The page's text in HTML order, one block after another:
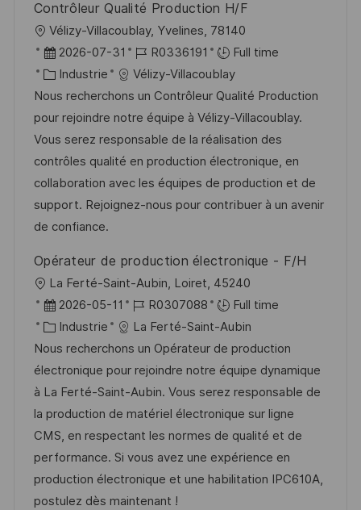
o
n
c
h
a
g
e
d
u
p
o
s
t
e
Contrôleur Qualité Production H/F
o
c
a
l
i
s
a
t
i
n
Vélizy-Villacoublay, Yvelines, 78140
D
a
t
e
d
’
a
f
f
c
h
a
g
e
2026-07-31
R
é
f
é
r
e
n
c
u
p
o
s
t
e
R0336191
Full time
C
a
t
é
g
o
r
i
Industrie
Vélizy-Villacoublay
Nous recherchons un Contrôleur Qualité Production
pour rejoindre notre équipe à Vélizy-Villacoublay.
Vous serez responsable de la réalisation des
contrôles qualité en production électronique, en
collaboration avec les équipes de production et de
support. Rejoignez-nous pour contribuer à un avenir
de confiance.
Opérateur de production électronique - F/H
o
c
a
l
i
s
a
t
i
o
La Ferté-Saint-Aubin, Loiret, 45240
D
a
t
e
d
a
f
f
i
2026-05-11
R
é
f
é
r
e
n
c
e
d
R0307088
Full time
C
a
t
é
g
o
r
i
e
Industrie
La Ferté-Saint-Aubin
Nous recherchons un Opérateur de production
électronique pour rejoindre notre équipe dynamique
à La Ferté-Saint-Aubin. Vous serez responsable de
la production de matériel électronique sur ligne
CMS, en respectant les normes de qualité et de
performance. Si vous avez une expérience en
production électronique et une habilitation IPC610A,
postulez dès maintenant !